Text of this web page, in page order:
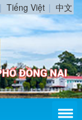
Tiếng Việt 中文